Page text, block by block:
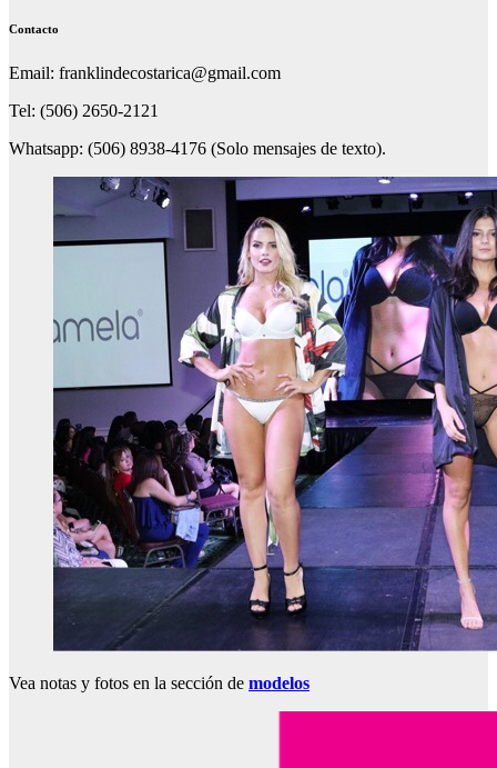
Contacto
Email: franklindecostarica@gmail.com
Tel: (506) 2650-2121
Whatsapp: (506) 8938-4176 (Solo mensajes de texto).
Vea notas y fotos en la sección de modelos